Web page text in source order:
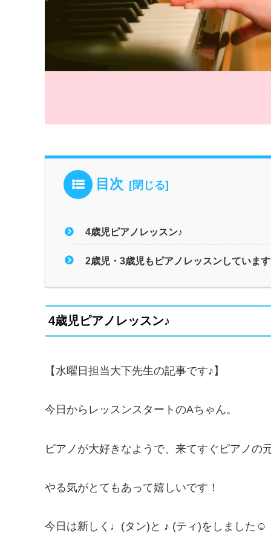
目次
4歳児ピアノレッスン♪
2歳児・3歳児もピアノレッスンしていま
4歳児ピアノレッスン♪
【水曜日担当大下先生の記事です♪】
今日からレッスンスタートのAちゃん。
ピアノが大好きなようで、来てすぐピアノの
やる気がとてもあって嬉しいです！
今日は新しく♩(タン)と ♪ (ティ)をしました☺️